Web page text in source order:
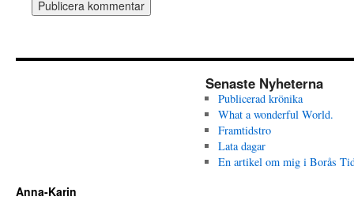
Senaste Nyheterna
Publicerad krönika
What a wonderful World.
Framtidstro
Lata dagar
En artikel om mig i Borås
Anna-Karin